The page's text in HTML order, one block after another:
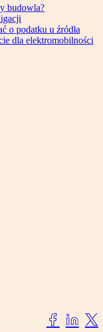
budowla?
o podatku u źródła
dla elektromobilności